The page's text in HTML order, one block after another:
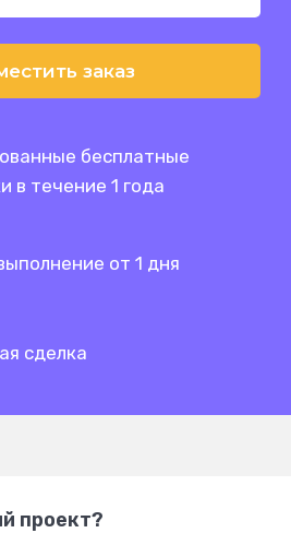
заказ
бесплатные
в течение 1 года
от 1 дня
сделка
проект?